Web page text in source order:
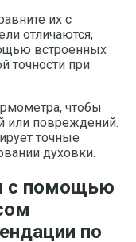
их с
отличаются,
встроенных
точности при
чтобы
или повреждений.
точные
духовки.
с помощью
по